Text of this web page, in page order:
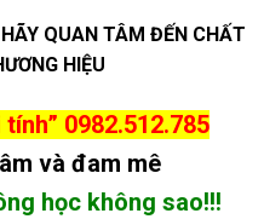
QUAN TÂM ĐẾN CHẤT
HIỆU
tính” 0982.512.785
và đam mê
học không sao!!!